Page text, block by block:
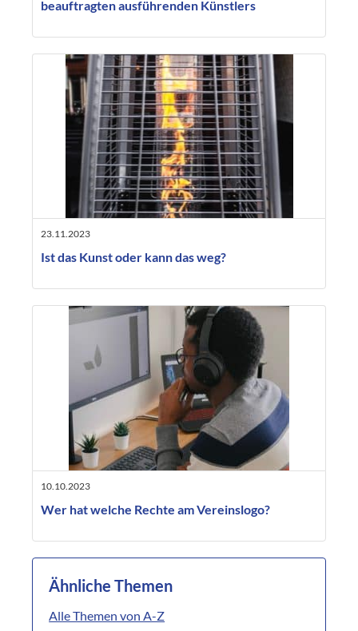
beauftragten ausführenden Künstlers
23.11.2023
Ist das Kunst oder kann das weg?
10.10.2023
Wer hat welche Rechte am Vereinslogo?
Ähnliche Themen
Alle Themen von A-Z